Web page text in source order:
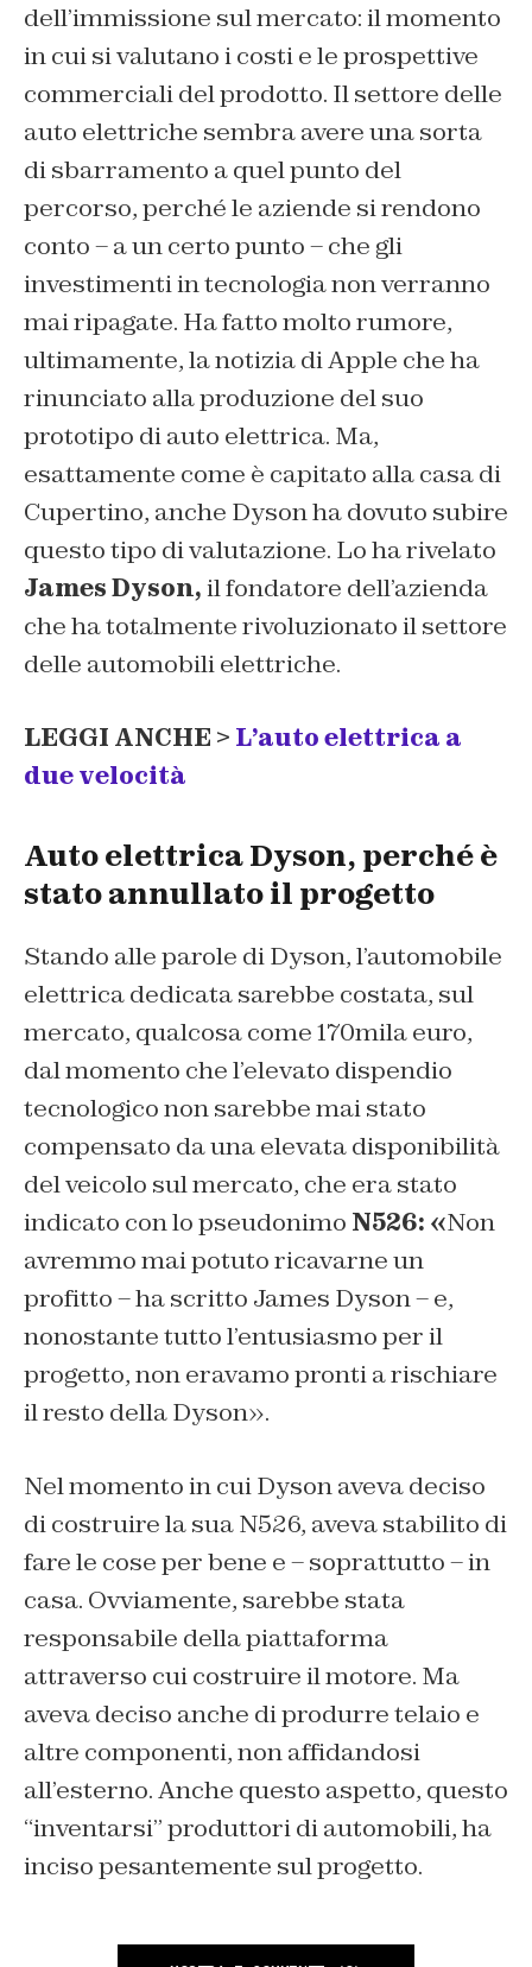
dell’immissione sul mercato: il momento
in cui si valutano i costi e le prospettive
commerciali del prodotto. Il settore delle
auto elettriche sembra avere una sorta
di sbarramento a quel punto del
percorso, perché le aziende si rendono
conto – a un certo punto – che gli
investimenti in tecnologia non verranno
mai ripagate. Ha fatto molto rumore,
ultimamente, la notizia di Apple che ha
rinunciato alla produzione del suo
prototipo di auto elettrica. Ma,
esattamente come è capitato alla casa di
Cupertino, anche Dyson ha dovuto subire
questo tipo di valutazione. Lo ha rivelato
James Dyson,il fondatore dell’azienda
che ha totalmente rivoluzionato il settore
delle automobili elettriche.
LEGGI ANCHE > L’auto elettrica a
due velocità
Auto elettrica Dyson, perché è
stato annullato il progetto
Stando alle parole di Dyson, l’automobile
elettrica dedicata sarebbe costata, sul
mercato, qualcosa come 170mila euro,
dal momento che l’elevato dispendio
tecnologico non sarebbe mai stato
compensato da una elevata disponibilità
del veicolo sul mercato, che era stato
indicato con lo pseudonimo N526: «Non
avremmo mai potuto ricavarne un
profitto – ha scritto James Dyson – e,
nonostante tutto l’entusiasmo per il
progetto, non eravamo pronti a rischiare
il resto della Dyson».
Nel momento in cui Dyson aveva deciso
di costruire la sua N526, aveva stabilito di
fare le cose per bene e – soprattutto – in
casa. Ovviamente, sarebbe stata
responsabile della piattaforma
attraverso cui costruire il motore. Ma
aveva deciso anche di produrre telaio e
altre componenti, non affidandosi
all’esterno. Anche questo aspetto, questo
“inventarsi” produttori di automobili, ha
inciso pesantemente sul progetto.